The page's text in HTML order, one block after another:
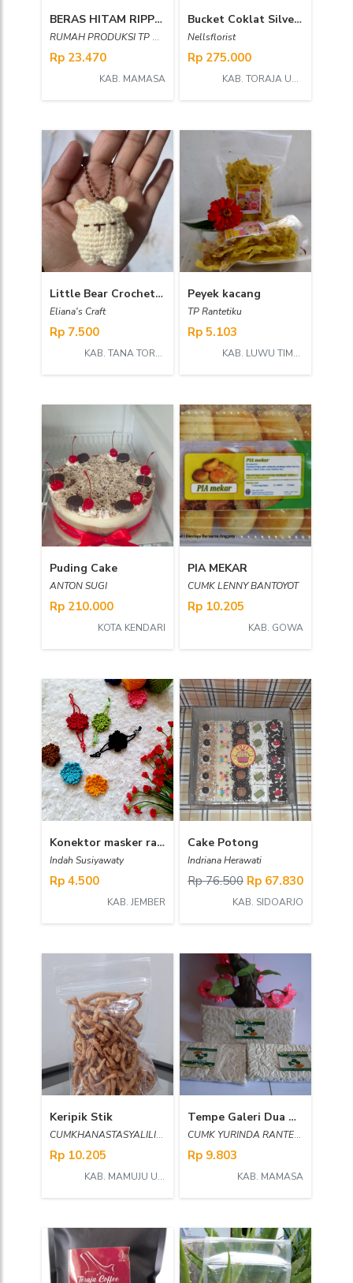
BERAS HITAM RIPPUNG
RUMAH PRODUKSI TP MESSAWA
Rp 23.470
KAB. MAMASA
Bucket Coklat Silverqueen & Dairy Milk 2
Nellsflorist
Rp 275.000
KAB. TORAJA UTARA
Little Bear Crochet Keychain
Eliana's Craft
Rp 7.500
KAB. TANA TORAJA
Peyek kacang
TP Rantetiku
Rp 5.103
KAB. LUWU TIMUR
Puding Cake
ANTON SUGI
Rp 210.000
KOTA KENDARI
PIA MEKAR
CUMK LENNY BANTOYOT
Rp 10.205
KAB. GOWA
Konektor masker rajut bunga_prima
Indah Susiyawaty
Rp 4.500
KAB. JEMBER
Cake Potong
Indriana Herawati
Rp 76.500 Rp 67.830
KAB. SIDOARJO
Keripik Stik
CUMKHANASTASYALILINGRANTE
Rp 10.205
KAB. MAMUJU UTARA
Tempe Galeri Dua Merpati
CUMK YURINDA RANTETANA
Rp 9.803
KAB. MAMASA